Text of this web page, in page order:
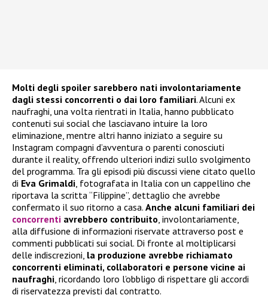
Molti degli spoiler sarebbero nati involontariamente
dagli stessi concorrenti o dai loro familiari. Alcuni ex
naufraghi, una volta rientrati in Italia, hanno pubblicato
contenuti sui social che lasciavano intuire la loro
eliminazione, mentre altri hanno iniziato a seguire su
Instagram compagni d’avventura o parenti conosciuti
durante il reality, offrendo ulteriori indizi sullo svolgimento
del programma. Tra gli episodi più discussi viene citato quello
di Eva Grimaldi, fotografata in Italia con un cappellino che
riportava la scritta “Filippine”, dettaglio che avrebbe
confermato il suo ritorno a casa. Anche alcuni familiari dei
concorrenti avrebbero contribuito, involontariamente,
alla diffusione di informazioni riservate attraverso post e
commenti pubblicati sui social. Di fronte al moltiplicarsi
delle indiscrezioni, la produzione avrebbe richiamato
concorrenti eliminati, collaboratori e persone vicine ai
naufraghi, ricordando loro l’obbligo di rispettare gli accordi
di riservatezza previsti dal contratto.